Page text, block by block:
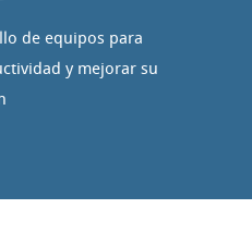
de equipos para
y mejorar su